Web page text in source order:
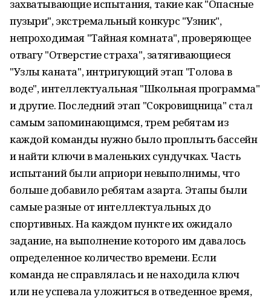
захватывающие испытания, такие как "Опасные
пузыри", экстремальный конкурс "Узник",
непроходимая "Тайная комната", проверяющее
отвагу "Отверстие страха", затягивающиеся
"Узлы каната", интригующий этап "Голова в
воде", интеллектуальная "Школьная программа"
и другие. Последний этап "Сокровищница" стал
самым запоминающимся, трем ребятам из
каждой команды нужно было проплыть бассейн
и найти ключи в маленьких сундучках. Часть
испытаний были априори невыполнимы, что
больше добавило ребятам азарта. Этапы были
самые разные от интеллектуальных до
спортивных. На каждом пункте их ожидало
задание, на выполнение которого им давалось
определенное количество времени. Если
команда не справлялась и не находила ключ
или не успевала уложиться в отведенное время,